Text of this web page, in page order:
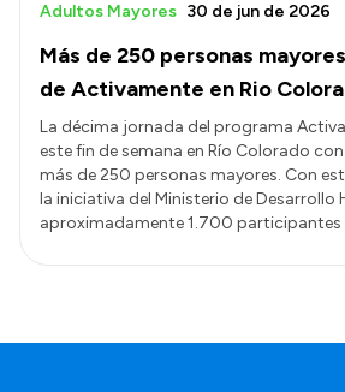
Más de 250 personas
de Activamente en Rio
Adultos Mayores 30 de jun de 2026
La décima jornada del programa
este fin de semana en Río Colorado
más de 250 personas mayores. Con
la iniciativa del Ministerio de Desarrollo
aproximadamente 1.700 participantes